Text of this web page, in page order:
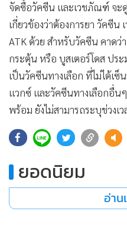
จัดซื้อวัคซีน และเวชภัณฑ์ จะ
เกี่ยวข้องว่าต้องการยา วัคซีน
ATK ด้วย สำหรับวัคซีน คาดว่
กระตุ้น หรือ บูสเตอร์โดส ปร
เป็นวัคซีนทางเลือก ที่ไม่ได้เ
แวกซ์ และวัคซีนทางเลือกอื่น
พร้อม ยังไม่สามารถระบุช่วง
ยอดนิยม
อ่าน